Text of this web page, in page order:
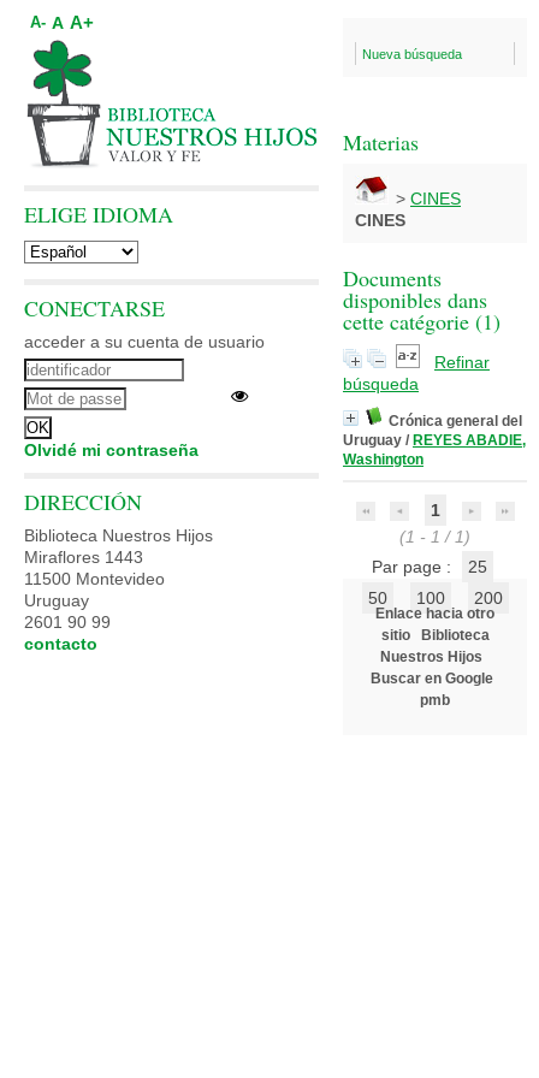
Nueva búsqueda
Materias
> CINES
CINES
Documents
disponibles dans
cette catégorie (1)
Refinar
búsqueda
Crónica general del
Uruguay / REYES ABADIE,
Washington
1
(1 - 1 / 1)
Par page :
25
50
100 200
Enlace hacia otro
sitio
Biblioteca
Nuestros Hijos
Buscar en Google
pmb
A- A A+
ELIGE IDIOMA
CONECTARSE
acceder a su cuenta de usuario
Olvidé mi contraseña
DIRECCIÓN
Biblioteca Nuestros Hijos
Miraflores 1443
11500 Montevideo
Uruguay
2601 90 99
contacto